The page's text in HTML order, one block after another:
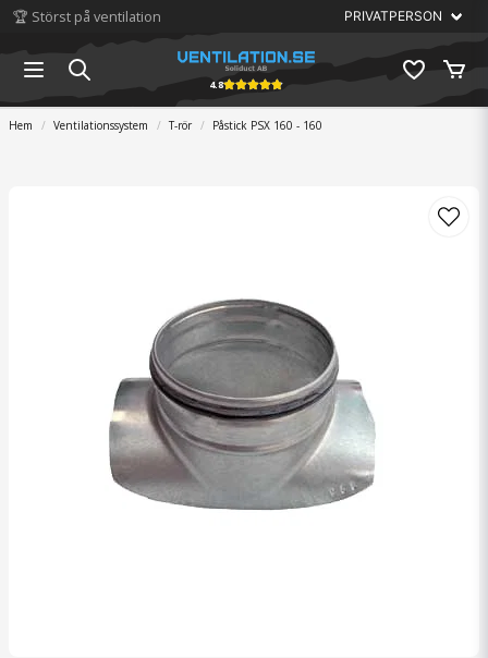
🏆 Störst på ventilation
4.8
Hem Ventilationssystem T-rör Påstick PSX 160 - 160